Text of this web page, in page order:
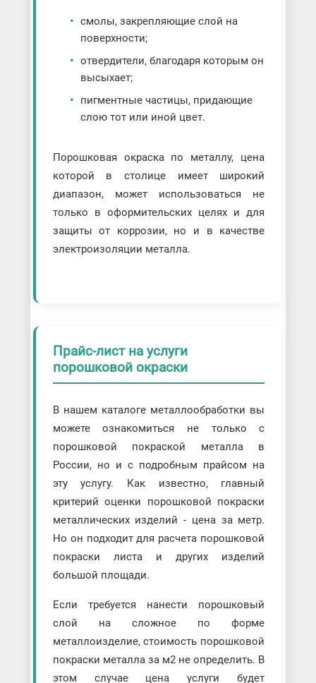
смолы, закрепляющие слой на
поверхности;
отвердители, благодаря которым он
высыхает;
пигментные частицы, придающие
слою тот или иной цвет.
Порошковая окраска по металлу, цена
которой в столице имеет широкий
диапазон, может использоваться не
только в оформительских целях и для
защиты от коррозии, но и в качестве
электроизоляции металла.
Прайс-лист на услуги
порошковой окраски
В нашем каталоге металлообработки вы
можете ознакомиться не только с
порошковой покраской металла в
России, но и с подробным прайсом на
эту услугу. Как известно, главный
критерий оценки порошковой покраски
металлических изделий - цена за метр.
Но он подходит для расчета порошковой
покраски листа и других изделий
большой площади.
Если требуется нанести порошковый
слой на сложное по форме
металлоизделие, стоимость порошковой
покраски металла за м2 не определить. В
этом случае цена услуги будет